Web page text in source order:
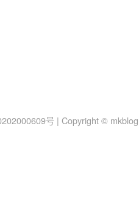
号| Copyright ©